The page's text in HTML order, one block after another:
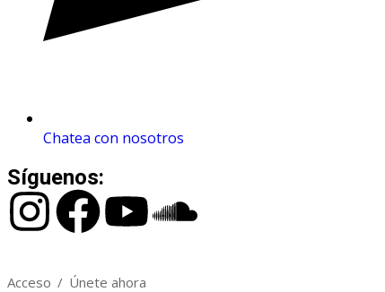
Chatea con nosotros
Síguenos:
Acceso / Únete ahora